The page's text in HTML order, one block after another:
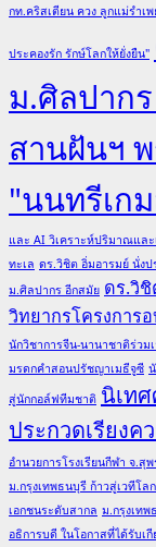
ไทย
กท.คริสเตียน ควง ลูกแม่รำ
ประคองรัก รักษ์โลกให้ยั่งยืน"
ม.ศิลปาก
สานฝันฯ
"นนทรีเก
และ AI วิเคราะห์ปริมาณและ
ทะเล ดร.วิชิต อิ่มอารมย์ นั่งป
ม.ศิลปากร อีกสมัย ดร.วิ
วิทยากรโครงการ
นักวิชาการจีน-นานาชาติร่ว
มรดกคำสอนปรัชญาเมธีจูซี
สู่นักกอล์ฟทีมชาติ นิเท
ประกวดเรียง
อำนวยการโรงเรียนกีฬา จ.
ม.กรุงเทพธนบุรี ก้าวสู่เวทีโล
เอกชนระดับสากล ม.กรุงเท
อธิการบดี ในโอกาสที่ได้รับเ